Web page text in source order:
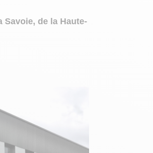
de la Haute-